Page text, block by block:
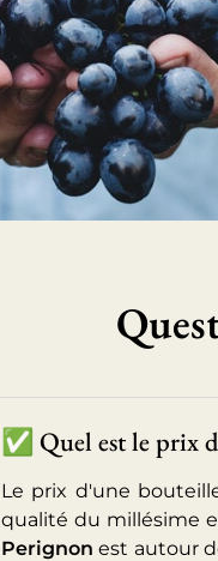
✅ Quel est le prix
Le prix d'une
qualité du millésime
Perignon est autour